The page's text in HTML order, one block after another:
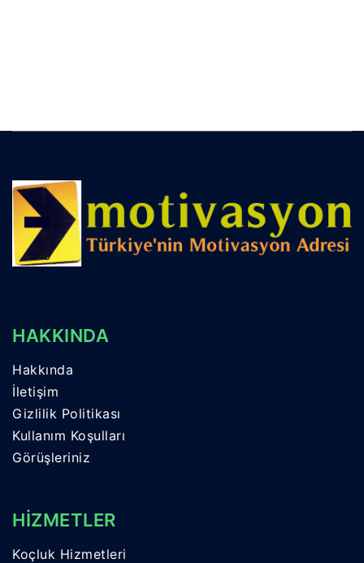
HAKKINDA
Hakkında
İletişim
Gizlilik Politikası
Kullanım Koşulları
Görüşleriniz
HİZMETLER
Koçluk Hizmetleri